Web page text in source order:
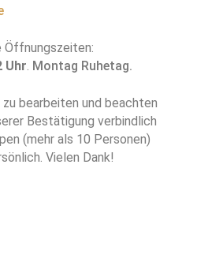
Öffnungszeiten:
Uhr. Montag Ruhetag.
bearbeiten und beachten
Bestätigung verbindlich
(mehr als 10 Personen)
Vielen Dank!